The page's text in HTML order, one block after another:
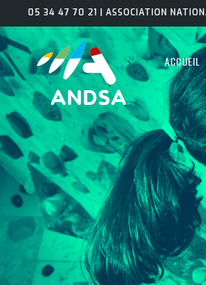
05 34 47 70 21 | ASSOCIATION
ACCUEIL